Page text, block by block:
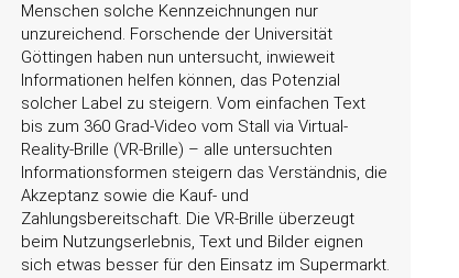
Menschen solche Kennzeichnungen nur
unzureichend. Forschende der Universität
Göttingen haben nun untersucht, inwieweit
Informationen helfen können, das Potenzial
solcher Label zu steigern. Vom einfachen Text
bis zum 360 Grad-Video vom Stall via Virtual-
Reality-Brille (VR-Brille) – alle untersuchten
Informationsformen steigern das Verständnis, die
Akzeptanz sowie die Kauf- und
Zahlungsbereitschaft. Die VR-Brille überzeugt
beim Nutzungserlebnis, Text und Bilder eignen
sich etwas besser für den Einsatz im Supermarkt.